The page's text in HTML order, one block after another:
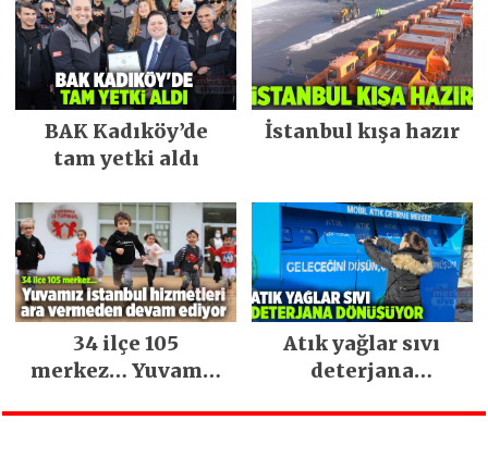
BAK Kadıköy’de
tam yetki aldı
İstanbul kışa hazır
34 ilçe 105
merkez… Yuvamız
ara vermeden
Atık yağlar sıvı
deterjana